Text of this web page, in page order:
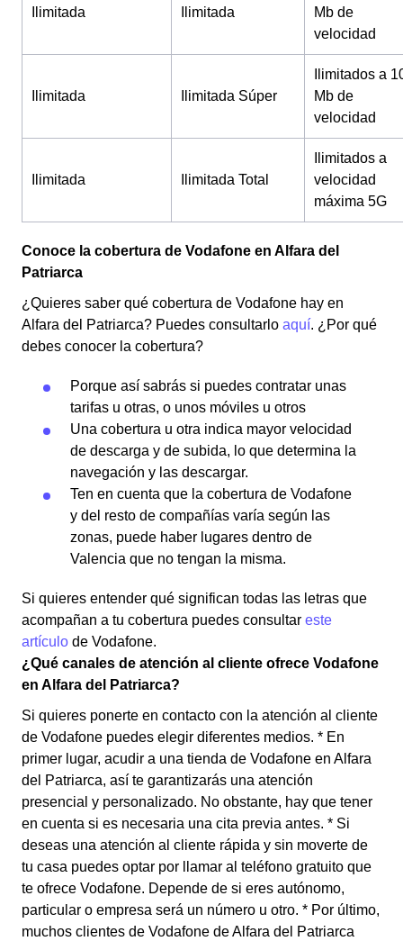
Ilimitada Ilimitada
Mb de
velocidad
Ilimitada Ilimitada Súper
Ilimitados a
Mb de
velocidad
Ilimitada Ilimitada Total
Ilimitados a
velocidad
máxima 5G
Conoce la cobertura de Vodafone en Alfara del
Patriarca
¿Quieres saber qué cobertura de Vodafone hay en
Alfara del Patriarca? Puedes consultarlo aquí. ¿Por qué
debes conocer la cobertura?
Porque así sabrás si puedes contratar unas
tarifas u otras, o unos móviles u otros
Una cobertura u otra indica mayor velocidad
de descarga y de subida, lo que determina la
navegación y las descargar.
Ten en cuenta que la cobertura de Vodafone
y del resto de compañías varía según las
zonas, puede haber lugares dentro de
Valencia que no tengan la misma.
Si quieres entender qué significan todas las letras que
acompañan a tu cobertura puedes consultar este
artículo de Vodafone.
¿Qué canales de atención al cliente ofrece Vodafone
en Alfara del Patriarca?
Si quieres ponerte en contacto con la atención al cliente
de Vodafone puedes elegir diferentes medios. * En
primer lugar, acudir a una tienda de Vodafone en Alfara
del Patriarca, así te garantizarás una atención
presencial y personalizado. No obstante, hay que tener
en cuenta si es necesaria una cita previa antes. * Si
deseas una atención al cliente rápida y sin moverte de
tu casa puedes optar por llamar al teléfono gratuito que
te ofrece Vodafone. Depende de si eres autónomo,
particular o empresa será un número u otro. * Por último,
muchos clientes de Vodafone de Alfara del Patriarca